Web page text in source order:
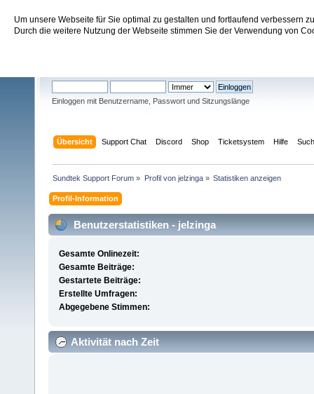
Um unsere Webseite für Sie optimal zu gestalten und fortlaufend verbessern
Durch die weitere Nutzung der Webseite stimmen Sie der Verwendung von
Sundtek Support Forum
Einloggen mit Benutzername, Passwort und Sitzungslänge
Übersicht Support Chat Discord Shop Ticketsystem Hilfe
Sundtek Support Forum » Profil von jelzinga» Statistiken anzeigen
Profil-Information
Benutzerstatistiken - jelzinga
Gesamte Onlinezeit:
Gesamte Beiträge:
Gestartete Beiträge:
Erstellte Umfragen:
Abgegebene Stimmen:
Aktivität nach Zeit